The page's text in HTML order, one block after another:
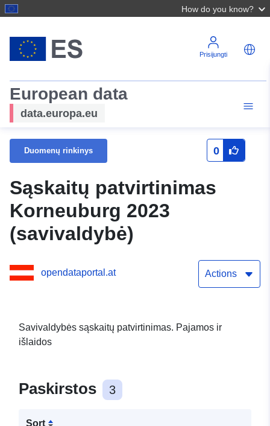
How do you know?
Prisijungti
European data
data.europa.eu
Duomenų rinkinys 0
Sąskaitų patvirtinimas
Korneuburg 2023
(savivaldybė)
opendataportal.at Actions
Savivaldybės sąskaitų patvirtinimas. Pajamos ir
išlaidos
Paskirstos 3
Sort